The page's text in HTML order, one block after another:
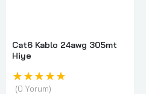
Cat6 Kablo 24awg 305mt
Hiye
★★★★★
0 Yorum